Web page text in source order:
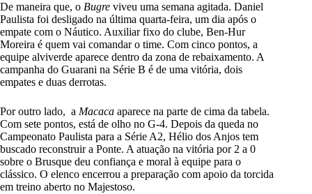
De maneira que, o Bugre viveu uma semana agitada. Daniel
Paulista foi desligado na última quarta-feira, um dia após o
empate com o Náutico. Auxiliar fixo do clube, Ben-Hur
Moreira é quem vai comandar o time. Com cinco pontos, a
equipe alviverde aparece dentro da zona de rebaixamento. A
campanha do Guarani na Série B é de uma vitória, dois
empates e duas derrotas.
Por outro lado, a Macaca aparece na parte de cima da tabela.
Com sete pontos, está de olho no G-4. Depois da queda no
Campeonato Paulista para a Série A2, Hélio dos Anjos tem
buscado reconstruir a Ponte. A atuação na vitória por 2 a 0
sobre o Brusque deu confiança e moral à equipe para o
clássico. O elenco encerrou a preparação com apoio da torcida
em treino aberto no Majestoso.